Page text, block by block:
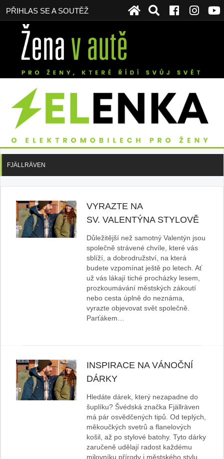
PŘIHLAS SE A SOUTĚŽ
FJÄLLRÄVEN
VYRAZTE NA
SV. VALENTÝNA STYLOVĚ
Důležitější než samotný Valentýn jsou
společně strávené chvíle, které vás
sblíží, a dobrodružství, na která
budete vzpomínat ještě po letech. Ať
už vás lákají tiché procházky lesem,
prozkoumávání městských zákoutí
nebo cesta úplně do neznáma,
vyrazte objevovat svět společně.
Parťákem…
INSPIRACE NA VÁNOČNÍ
DÁRKY
Hledáte dárek, který nezapadne do
šuplíku? Švédská značka Fjällräven
má pár osvědčených tipů. Od teplých,
měkoučkých svetrů a flanelových
košil, až po stylové batohy. Tyto dárky
zaručeně udělají radost každému
milovníku přírody i městského stylu.